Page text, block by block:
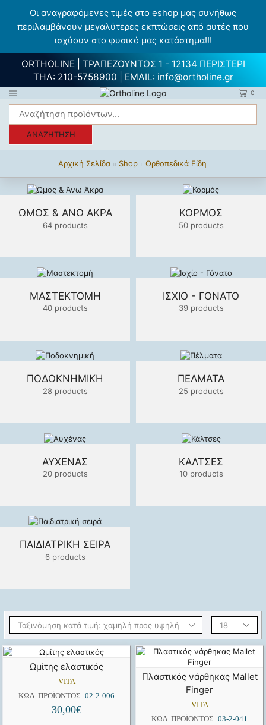
Οι αναγραφόμενες τιμές στο eshop μας συνήθως
περιλαμβάνουν μεγαλύτερες εκπτώσεις από αυτές που
ισχύουν στο φυσικό μας κατάστημα!!!
ORTHOLINE | ΤΡΑΠΕΖΟΥΝΤΟΣ 1 - 12134 ΠΕΡΙΣΤΕΡΙ
ΤΗΛ: 210-5758900 | EMAIL: info@ortholine.gr
0
ΑΝΑΖΉΤΗΣΗ
Αρχική Σελίδα Shop Ορθοπεδικά Είδη
ΏΜΟΣ & ΆΝΩ ΆΚΡΑ
64 products
ΚΟΡΜΌΣ
50 products
ΜΑΣΤΕΚΤΟΜΉ
40 products
ΙΣΧΊΟ - ΓΌΝΑΤΟ
39 products
ΠΟΔΟΚΝΗΜΙΚΉ
28 products
ΠΈΛΜΑΤΑ
25 products
ΑΥΧΈΝΑΣ
20 products
ΚΆΛΤΣΕΣ
10 products
ΠΑΙΔΙΑΤΡΙΚΉ ΣΕΙΡΆ
6 products
Ωμίτης ελαστικός
VITA
ΚΩΔ. ΠΡΟΪΌΝΤΟΣ: 02-2-006
30,00€
Πλαστικός νάρθηκας Mallet
Finger
VITA
ΚΩΔ. ΠΡΟΪΌΝΤΟΣ: 03-2-041